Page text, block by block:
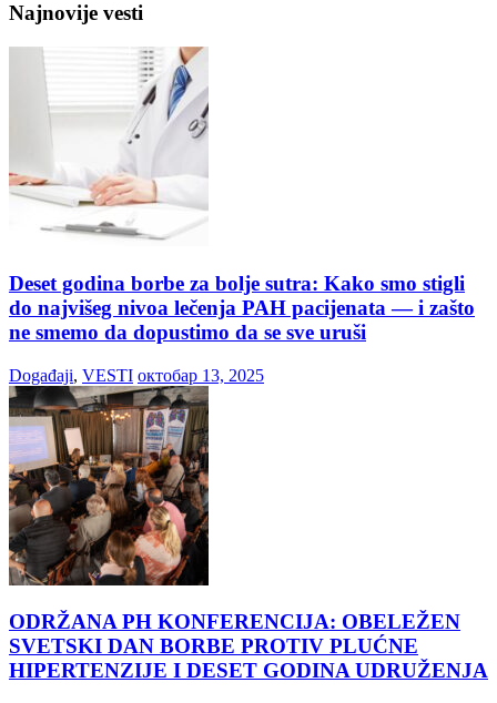
Najnovije vesti
Deset godina borbe za bolje sutra: Kako smo stigli
do najvišeg nivoa lečenja PAH pacijenata — i zašto
ne smemo da dopustimo da se sve uruši
Događaji, VESTI октобар 13, 2025
ODRŽANA PH KONFERENCIJA: OBELEŽEN
SVETSKI DAN BORBE PROTIV PLUĆNE
HIPERTENZIJE I DESET GODINA UDRUŽENJA